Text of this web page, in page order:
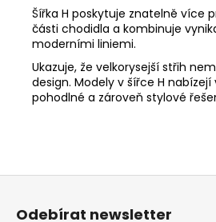
Šířka H poskytuje znatelně více
části chodidla a kombinuje
moderními liniemi.
Ukazuje, že velkorysejší střih
design. Modely v šířce H
pohodlné a zároveň stylové
Z
Odebírat newsletter